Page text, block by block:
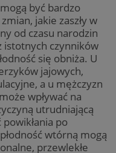
być bardzo
jakie zaszły w
od czasu narodzin
istotnych czynników
się obniża. U
jajowych,
a u mężczyzn
wpływać na
utrudniającą
po
wtórną mogą
przewlekłe